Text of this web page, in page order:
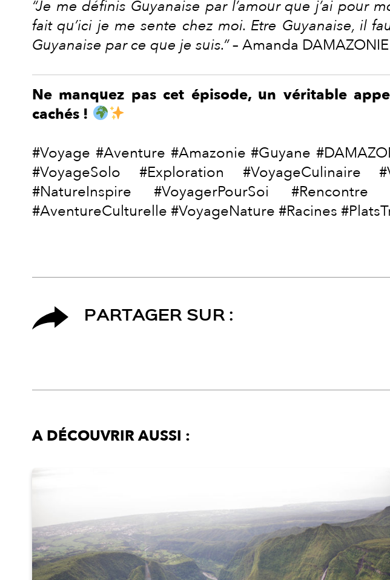
“Je me définis Guyanaise par l’amour que j’ai pour
fait qu’ici je me sente chez moi. Etre Guyanaise, il
Guyanaise par ce que je suis.”– Amanda DAMAZONIE
Ne manquez pas cet épisode, un véritable
cachés !
#Voyage #Aventure #Amazonie #Guyane
#VoyageSolo #Exploration #VoyageCulinaire
#NatureInspire #VoyagerPourSoi #Rencontre
#AventureCulturelle #VoyageNature #Racines
PARTAGER SUR :
A DÉCOUVRIR AUSSI :